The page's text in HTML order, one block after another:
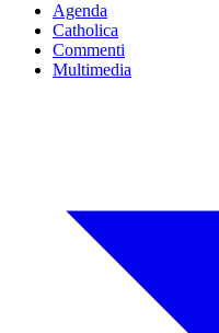
Agenda
Catholica
Commenti
Multimedia